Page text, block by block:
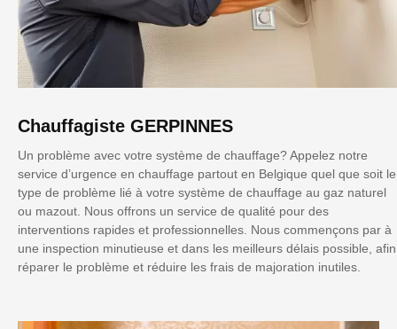
Chauffagiste GERPINNES
Un problème avec votre système de chauffage? Appelez notre
service d’urgence en chauffage partout en Belgique quel que soit le
type de problème lié à votre système de chauffage au gaz naturel
ou mazout. Nous offrons un service de qualité pour des
interventions rapides et professionnelles. Nous commençons par à
une inspection minutieuse et dans les meilleurs délais possible, afin
réparer le problème et réduire les frais de majoration inutiles.